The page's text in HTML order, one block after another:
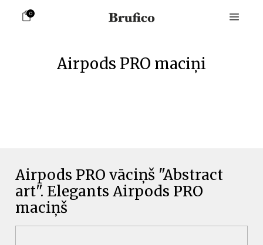
0
Airpods PRO maciņi
Airpods PRO vāciņš "Abstract
art". Elegants Airpods PRO
maciņš